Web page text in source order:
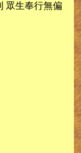
眾生奉行無偏